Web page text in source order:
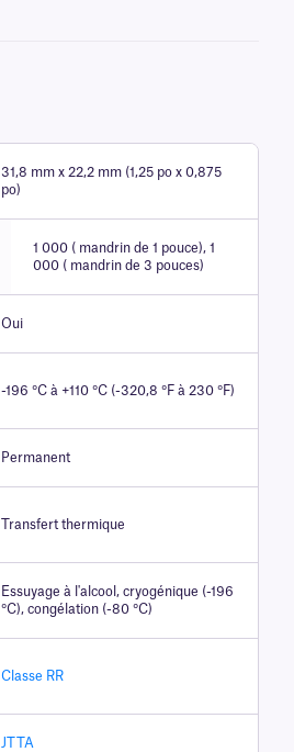
31,8 mm x 22,2 mm (1,25 po x 0,875
po)
1 000 ( mandrin de 1 pouce), 1
000 ( mandrin de 3 pouces)
Oui
-196 °C à +110 °C (-320,8 °F à 230 °F)
Permanent
Transfert thermique
Essuyage à l'alcool, cryogénique (-196
°C), congélation (-80 °C)
Classe RR
JTTA